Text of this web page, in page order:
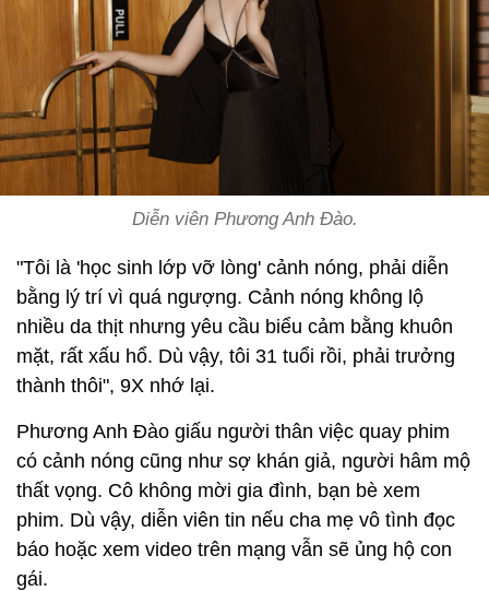
Diễn viên Phương Anh Đào.
"Tôi là 'học sinh lớp vỡ lòng' cảnh nóng, phải diễn
bằng lý trí vì quá ngượng. Cảnh nóng không lộ
nhiều da thịt nhưng yêu cầu biểu cảm bằng khuôn
mặt, rất xấu hổ. Dù vậy, tôi 31 tuổi rồi, phải trưởng
thành thôi", 9X nhớ lại.
Phương Anh Đào giấu người thân việc quay phim
có cảnh nóng cũng như sợ khán giả, người hâm mộ
thất vọng. Cô không mời gia đình, bạn bè xem
phim. Dù vậy, diễn viên tin nếu cha mẹ vô tình đọc
báo hoặc xem video trên mạng vẫn sẽ ủng hộ con
gái.